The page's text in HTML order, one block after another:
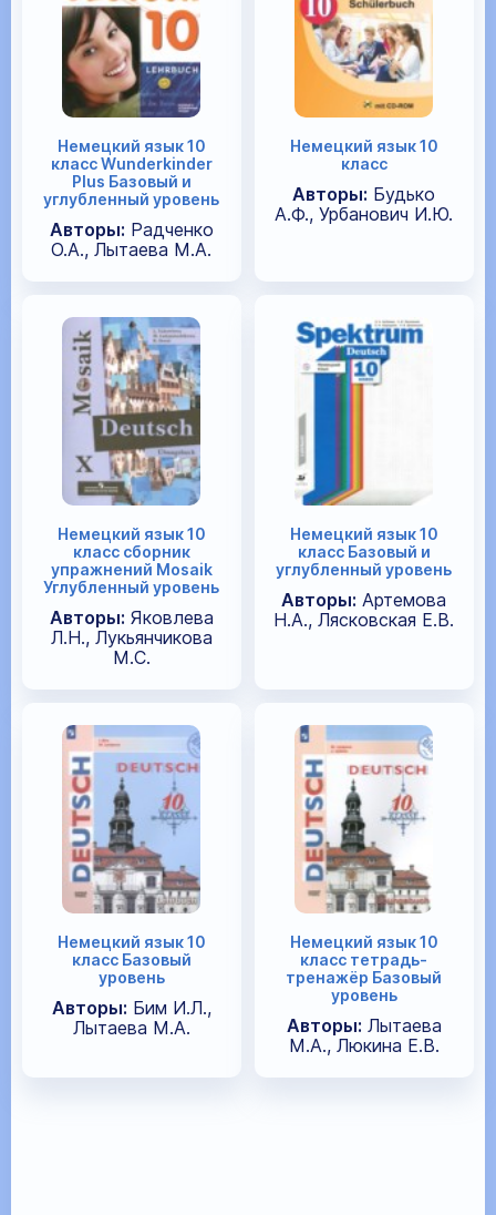
Немецкий язык 10
класс Wunderkinder
Plus Базовый и
углубленный уровень
Авторы: Радченко
О.А., Лытаева М.А.
Немецкий язык 10
класс
Авторы: Будько
А.Ф., Урбанович И.Ю.
Немецкий язык 10
класс сборник
упражнений Mosaik
Углубленный уровень
Авторы: Яковлева
Л.Н., Лукьянчикова
М.С.
Немецкий язык 10
класс Базовый и
углубленный уровень
Авторы: Артемова
Н.А., Лясковская Е.В.
Немецкий язык 10
класс Базовый
уровень
Авторы: Бим И.Л.,
Лытаева М.А.
Немецкий язык 10
класс тетрадь-
тренажёр Базовый
уровень
Авторы: Лытаева
М.А., Люкина Е.В.